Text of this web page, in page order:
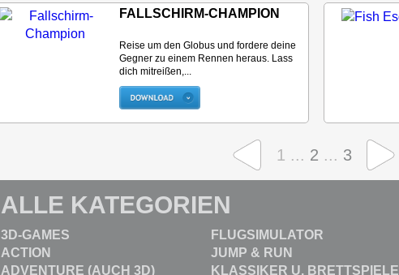
FALLSCHIRM-CHAMPION
Reise um den Globus und fordere deine
Gegner zu einem Rennen heraus. Lass
dich mitreißen,...
1 ... 2 ... 3
ALLE KATEGORIEN
3D-GAMES
ACTION
ADVENTURE (AUCH 3D)
FLUGSIMULATOR
JUMP & RUN
KLASSIKER U. BRETTSPIELE